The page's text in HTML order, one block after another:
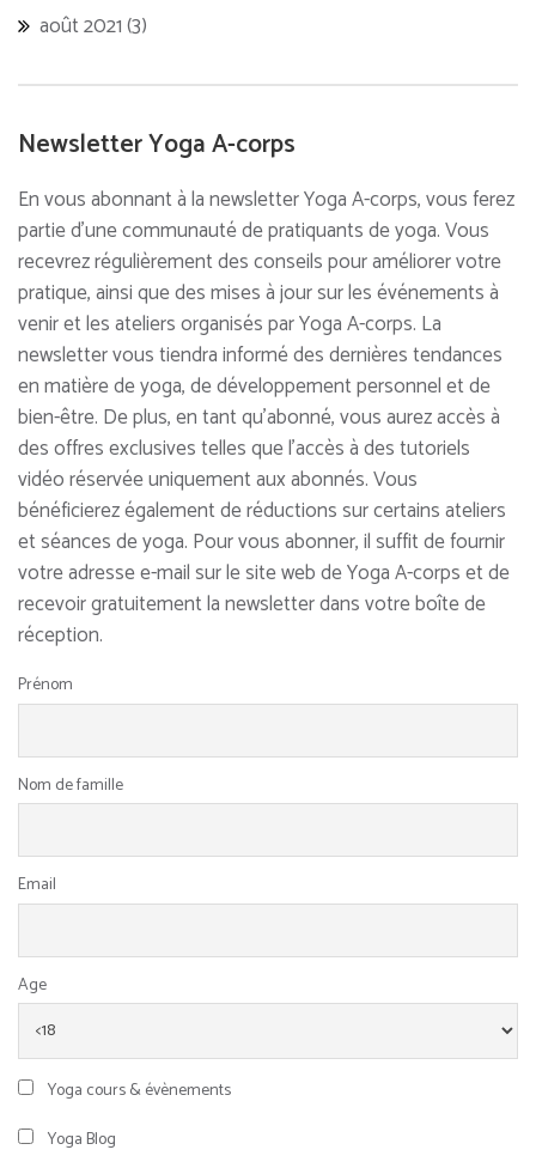
août 2021(3)
Newsletter Yoga A-corps
En vous abonnant à la newsletter Yoga A-corps, vous ferez
partie d'une communauté de pratiquants de yoga. Vous
recevrez régulièrement des conseils pour améliorer votre
pratique, ainsi que des mises à jour sur les événements à
venir et les ateliers organisés par Yoga A-corps. La
newsletter vous tiendra informé des dernières tendances
en matière de yoga, de développement personnel et de
bien-être. De plus, en tant qu'abonné, vous aurez accès à
des offres exclusives telles que l'accès à des tutoriels
vidéo réservée uniquement aux abonnés. Vous
bénéficierez également de réductions sur certains ateliers
et séances de yoga. Pour vous abonner, il suffit de fournir
votre adresse e-mail sur le site web de Yoga A-corps et de
recevoir gratuitement la newsletter dans votre boîte de
réception.
Prénom
Nom de famille
Email
Age
Yoga cours & évènements
Yoga Blog